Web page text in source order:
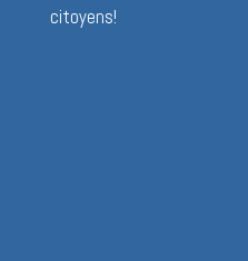
citoyens!